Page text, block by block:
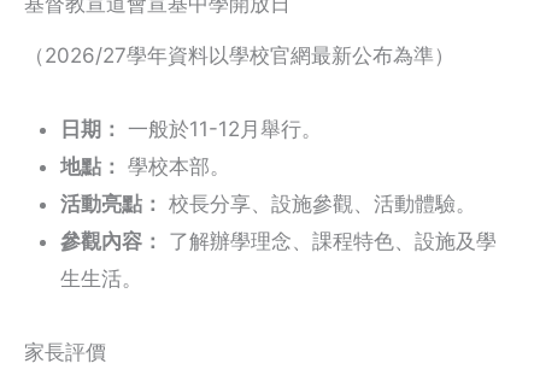
（2026/27學年資料以學校官網最新公布為準）
日期： 一般於11-12月舉行。
地點： 學校本部。
活動亮點： 校長分享、設施參觀、活動體驗。
參觀內容：
了解辦學理念、課程特色、設施及學
生生活。
家長評價